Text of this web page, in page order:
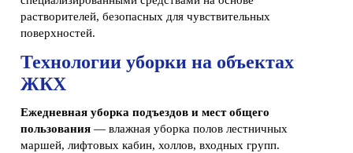
растворителей, безопасных для чувствительных
поверхностей.
Технологии уборки на объектах
ЖКХ
Ежедневная уборка подъездов и мест общего
пользования — влажная уборка полов лестничных
маршей, лифтовых кабин, холлов, входных групп.